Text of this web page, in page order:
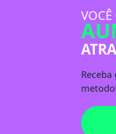
Receba